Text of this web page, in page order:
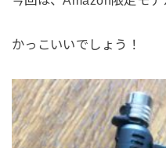
かっこいいでしょう！